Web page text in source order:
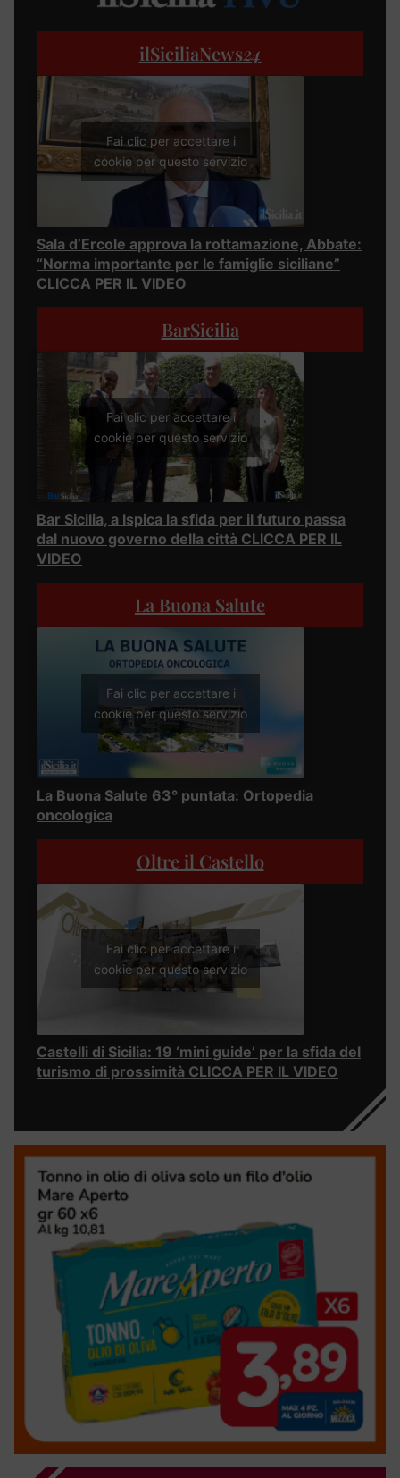
ilSiciliaNews24
Fai clic per accettare i
cookie per questo servizio
Sala d’Ercole approva la rottamazione, Abbate:
“Norma importante per le famiglie siciliane”
CLICCA PER IL VIDEO
BarSicilia
Fai clic per accettare i
cookie per questo servizio
Bar Sicilia, a Ispica la sfida per il futuro passa
dal nuovo governo della città CLICCA PER IL
VIDEO
La Buona Salute
Fai clic per accettare i
cookie per questo servizio
La Buona Salute 63° puntata: Ortopedia
oncologica
Oltre il Castello
Fai clic per accettare i
cookie per questo servizio
Castelli di Sicilia: 19 ‘mini guide’ per la sfida del
turismo di prossimità CLICCA PER IL VIDEO